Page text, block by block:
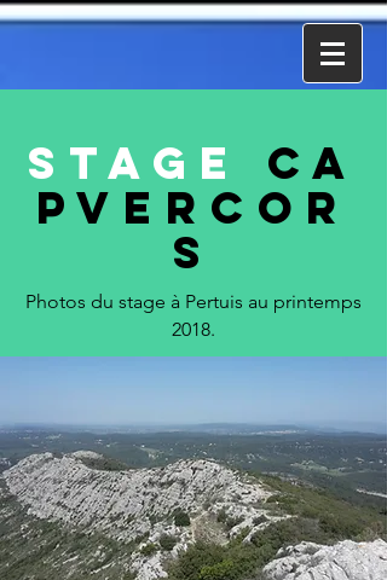
Stage
CA
PVercor
s
Photos du stage à Pertuis au printemps
2018.